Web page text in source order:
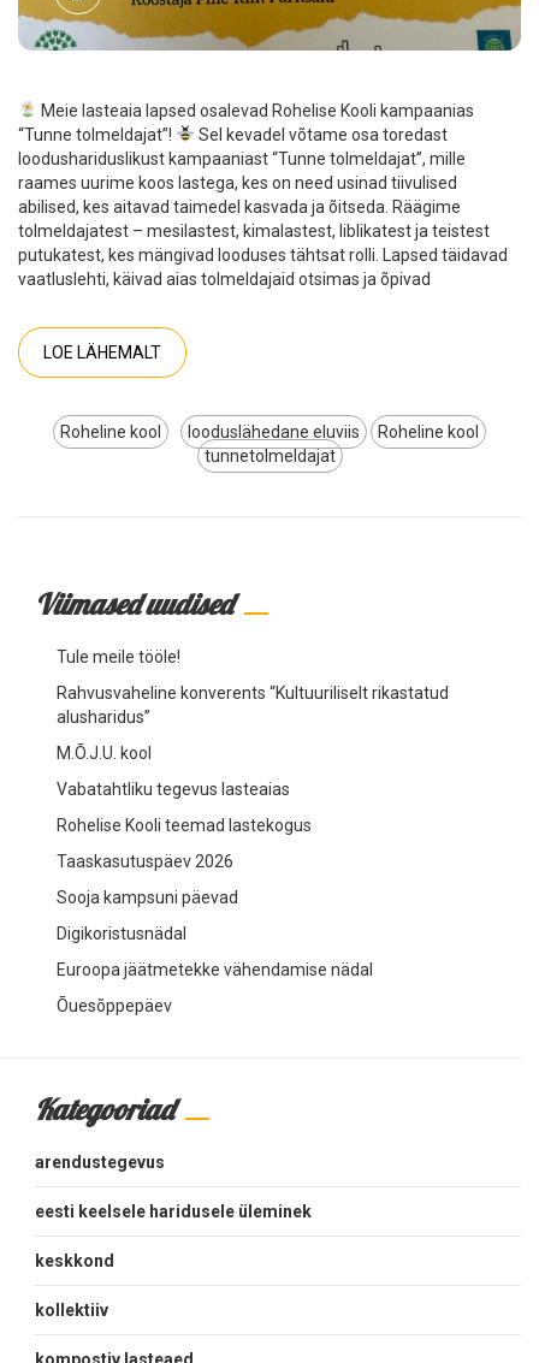
Meie lasteaia lapsed osalevad Rohelise Kooli kampaanias
“Tunne tolmeldajat”!
Sel kevadel võtame osa toredast
loodushariduslikust kampaaniast “Tunne tolmeldajat”, mille
raames uurime koos lastega, kes on need usinad tiivulised
abilised, kes aitavad taimedel kasvada ja õitseda. Räägime
tolmeldajatest – mesilastest, kimalastest, liblikatest ja teistest
putukatest, kes mängivad looduses tähtsat rolli. Lapsed täidavad
vaatluslehti, käivad aias tolmeldajaid otsimas ja õpivad
LOE LÄHEMALT
Roheline kool looduslähedane eluviis
Roheline kool
tunnetolmeldajat
Viimased uudised
Tule meile tööle!
Rahvusvaheline konverents “Kultuuriliselt rikastatud
alusharidus”
M.Õ.J.U. kool
Vabatahtliku tegevus lasteaias
Rohelise Kooli teemad lastekogus
Taaskasutuspäev 2026
Sooja kampsuni päevad
Digikoristusnädal
Euroopa jäätmetekke vähendamise nädal
Õuesõppepäev
Kategooriad
arendustegevus
eesti keelsele haridusele üleminek
keskkond
kollektiiv
kompostiv lasteaed